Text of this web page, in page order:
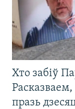
Хто забіў
празь